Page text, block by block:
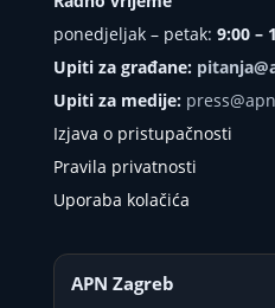
ponedjeljak – petak: 9:00 –
Upiti za građane:
Upiti za medije:
Izjava o pristupačnosti
Pravila privatnosti
Uporaba kolačića
APN Zagreb